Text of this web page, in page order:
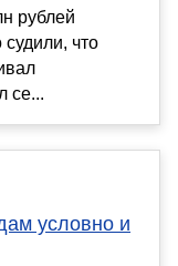
рублей
что
се...
условно и